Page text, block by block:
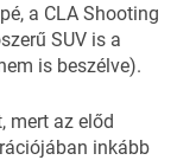
a CLA Shooting
SUV is a
is beszélve).
mert az előd
inkább